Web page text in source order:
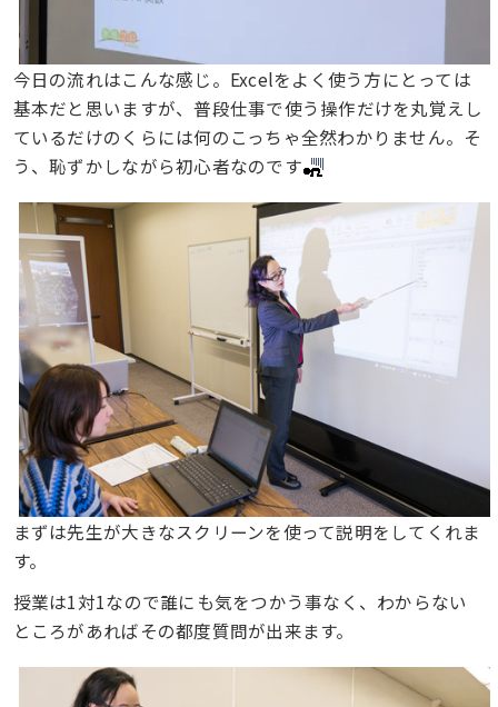
今日の流れはこんな感じ。Excelをよく使う方にとっては
基本だと思いますが、普段仕事で使う操作だけを丸覚えし
ているだけのくらには何のこっちゃ全然わかりません。そ
う、恥ずかしながら初心者なのです
まずは先生が大きなスクリーンを使って説明をしてくれま
す。
授業は1対1なので誰にも気をつかう事なく、わからない
ところがあればその都度質問が出来ます。